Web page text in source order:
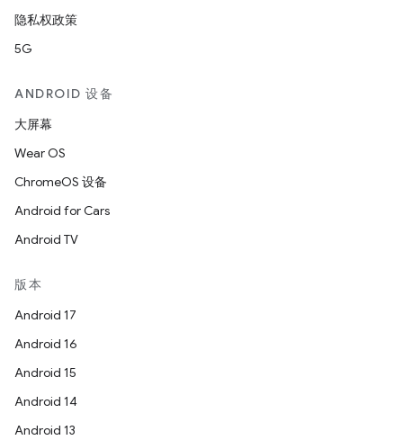
隐私权政策
5G
ANDROID 设备
大屏幕
Wear OS
ChromeOS 设备
Android for Cars
Android TV
版本
Android 17
Android 16
Android 15
Android 14
Android 13